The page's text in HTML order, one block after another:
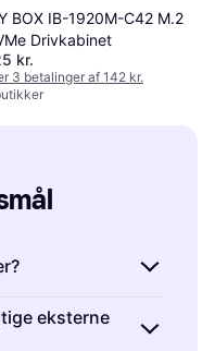
BOX IB-1920M-C42 M.2
Drivkabinet
kr.
3 betalinger af 142 kr.
huse til
via USB.
eksterne